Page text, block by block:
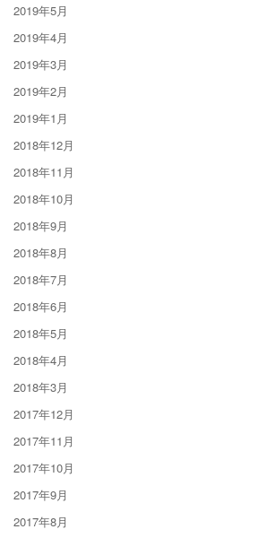
2019年5月
2019年4月
2019年3月
2019年2月
2019年1月
2018年12月
2018年11月
2018年10月
2018年9月
2018年8月
2018年7月
2018年6月
2018年5月
2018年4月
2018年3月
2017年12月
2017年11月
2017年10月
2017年9月
2017年8月